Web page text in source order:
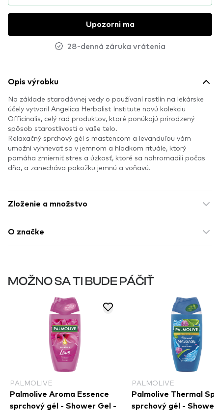
Upozorni ma
28-denná záruka vrátenia
Opis výrobku
Na základe starodávnej vedy o používaní rastlín na lekárske
účely vytvoril Angelica Herbalist Institute novú kolekciu
Officinalis, celý rad produktov, ktoré ponúkajú prirodzený
spôsob starostlivosti o vaše telo.
Relaxačný sprchový gél s mastencom a levanduľou vám
umožní vyhrievať sa v jemnom a hladkom rituále, ktorý
pomáha zmierniť stres a úzkosť, ktoré sa nahromadili počas
dňa, a zanecháva pokožku jemnú a voňavú.
Zloženie a množstvo
O značke
MOŽNO SA TI BUDE PÁČIŤ
PALMOLIVE
Palmolive Aroma Essence
sprchový gél - Shower Gel -
PALMOLIVE
Palmolive Thermal Spa
sprchový gél - Shower